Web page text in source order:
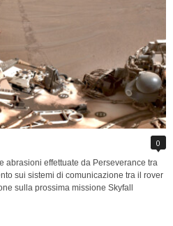
0
abrasioni effettuate da Perseverance tra
sui sistemi di comunicazione tra il rover
sulla prossima missione Skyfall